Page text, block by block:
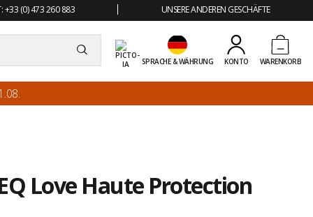
+33 (0) 473 260 883 UNSERE ANDEREN GESCHÄFTE
SPRACHE & WÄHRUNG KONTO WARENKORB
Love Haute Protection